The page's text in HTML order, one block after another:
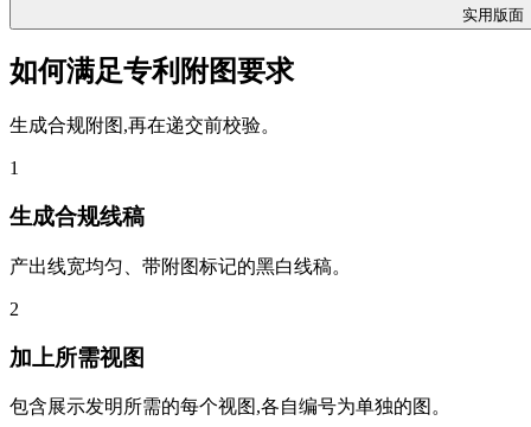
实用版面
如何满足专利附图要求
生成合规附图,再在递交前校验。
1
生成合规线稿
产出线宽均匀、带附图标记的黑白线稿。
2
加上所需视图
包含展示发明所需的每个视图,各自编号为单独的图。